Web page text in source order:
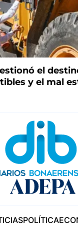
el
y el mal
POLÍTICA